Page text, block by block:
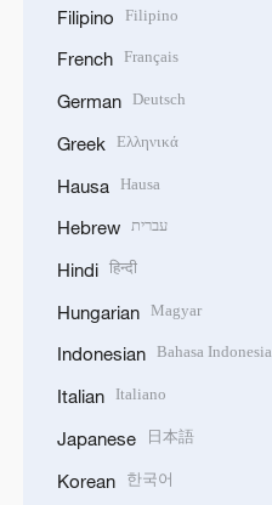
Filipino Filipino
French Français
German Deutsch
Greek Ελληνικά
Hausa Hausa
Hebrew עברית
Hindi हिन्दी
Hungarian Magyar
Indonesian Bahasa Indonesia
Italian Italiano
Japanese 日本語
Korean 한국어